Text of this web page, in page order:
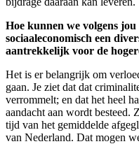
Hoe kunnen we volgens
sociaaleconomisch een
aantrekkelijk voor de
Het is er belangrijk om
gaan. Je ziet dat dat
verrommelt; en dat het heel
aandacht aan wordt
tijd van het gemiddelde
van Nederland. Dat mogen